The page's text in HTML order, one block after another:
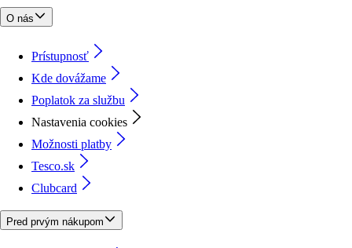
O nás
Prístupnosť
Kde dovážame
Poplatok za službu
Nastavenia cookies
Možnosti platby
Tesco.sk
Clubcard
Pred prvým nákupom